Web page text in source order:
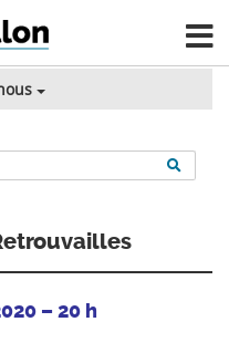
– 20 h